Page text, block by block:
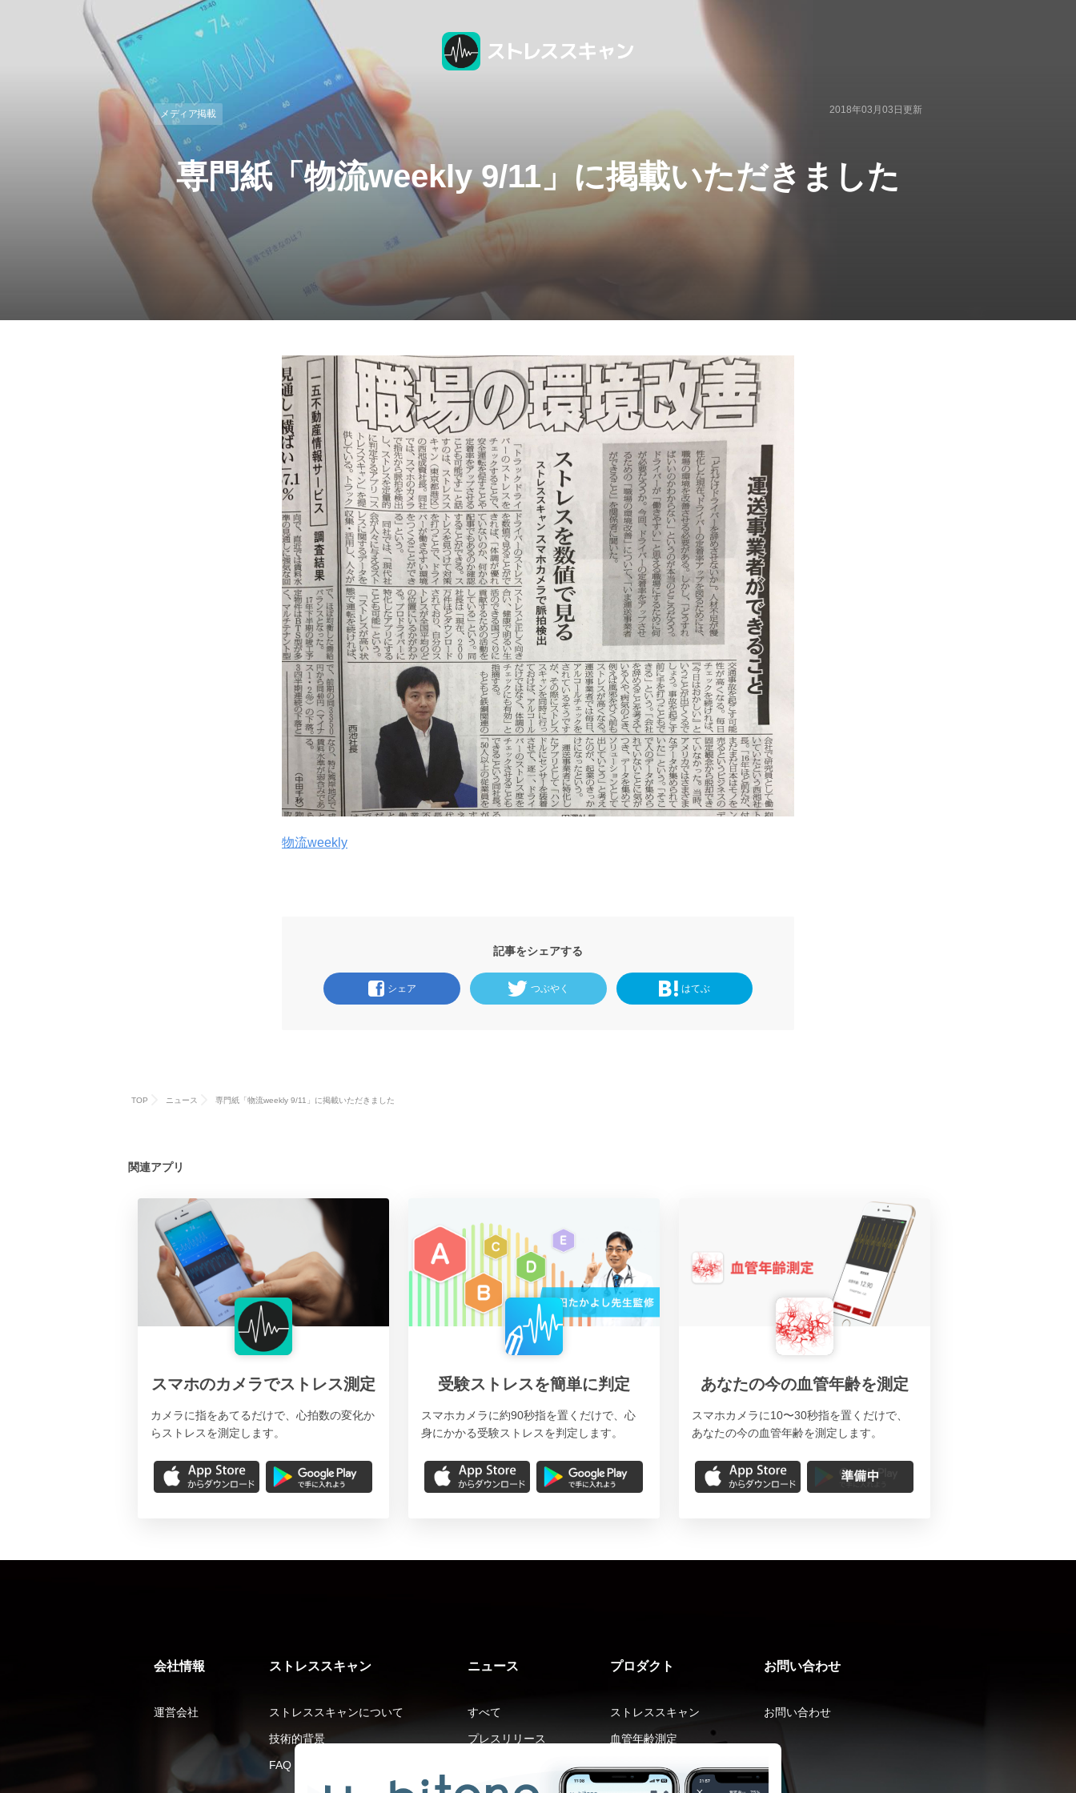
メディア掲載 2018年03月03日 更新
専門紙「物流weekly 9/11」に掲載いただきました
物流weekly
記事をシェアする
シェア つぶやく はてぶ
TOP ニュース 専門紙「物流weekly 9/11」に掲載いただきました
関連アプリ
スマホのカメラでストレス測定
カメラに指をあてるだけで、心拍数の変化か
らストレスを測定します。
受験ストレスを簡単に判定
スマホカメラに約90秒指を置くだけで、心
身にかかる受験ストレスを判定します。
あなたの今の血管年齢を測定
スマホカメラに10〜30秒指を置くだけで、
あなたの今の血管年齢を測定します。
会社情報
運営会社
ストレススキャン
ストレススキャンについて
技術的背景
FAQ
ニュース
すべて
プレスリリース
プロダクト
ストレススキャン
血管年齢測定
ストレスマガジン
お問い合わせ
お問い合わせ